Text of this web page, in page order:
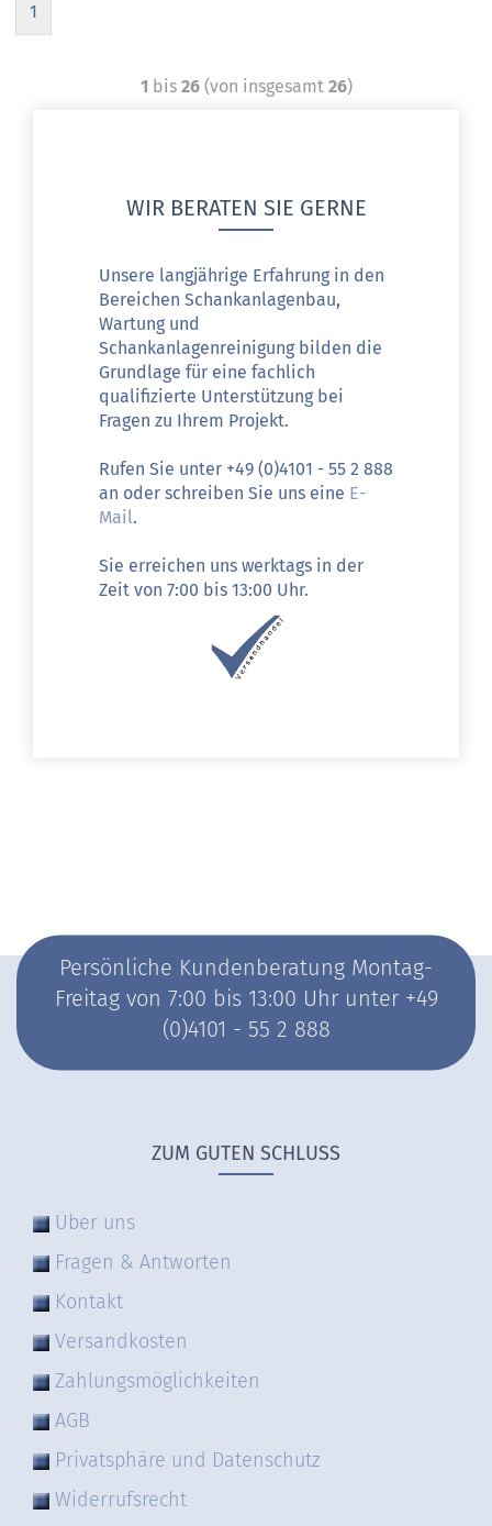
1
1 bis 26(von insgesamt 26)
WIR BERATEN SIE GERNE
Unsere langjährige Erfahrung in den
Bereichen Schankanlagenbau,
Wartung und
Schankanlagenreinigung bilden die
Grundlage für eine fachlich
qualifizierte Unterstützung bei
Fragen zu Ihrem Projekt.
Rufen Sie unter +49 (0)4101 - 55 2 888
an oder schreiben Sie uns eine E-
Mail.
Sie erreichen uns werktags in der
Zeit von 7:00 bis 13:00 Uhr.
Persönliche Kundenberatung Montag-
Freitag von 7:00 bis 13:00 Uhr unter +49
(0)4101 - 55 2 888
ZUM GUTEN SCHLUSS
Über uns
Fragen & Antworten
Kontakt
Versandkosten
Zahlungsmöglichkeiten
AGB
Privatsphäre und Datenschutz
Widerrufsrecht